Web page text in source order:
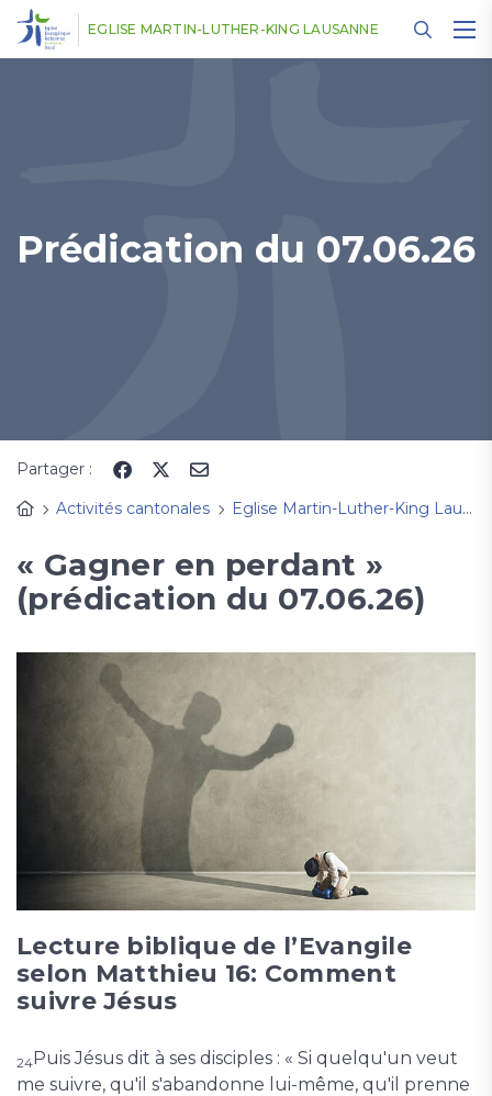
EGLISE MARTIN-LUTHER-KING LAUSANNE
Prédication du 07.06.26
Partager :
Activités cantonales
Eglise Martin-Luther-King Lausanne
« Gagner en perdant »
(prédication du 07.06.26)
Lecture biblique de l’Evangile
selon Matthieu 16: Comment
suivre Jésus
24Puis Jésus dit à ses disciples : « Si quelqu'un veut
me suivre, qu'il s'abandonne lui-même, qu'il prenne
Panneau de gestion des cookies